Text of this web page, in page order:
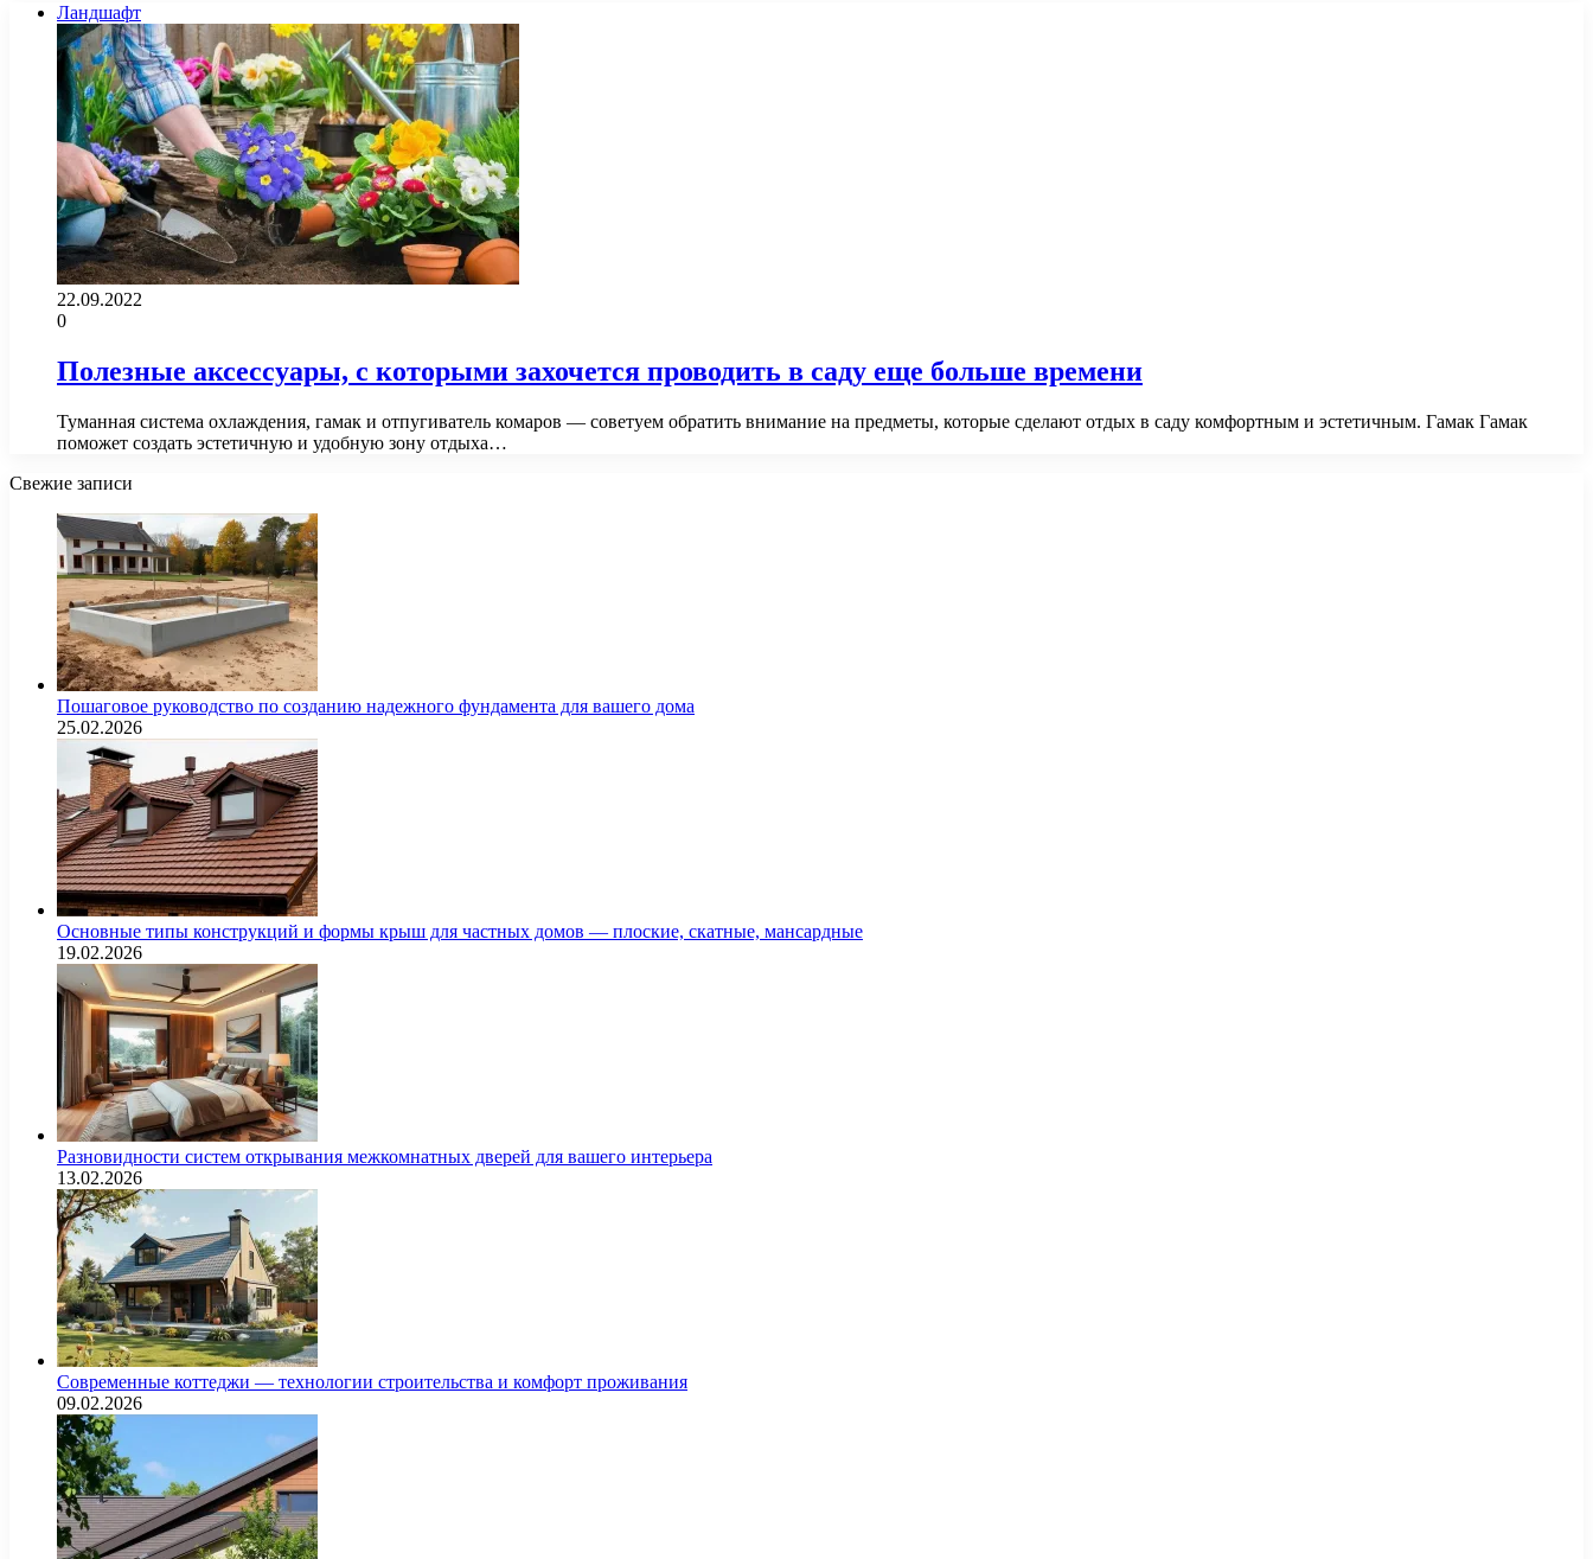
Ландшафт
22.09.2022
0
Полезные аксессуары, с которыми захочется проводить в саду еще больше времени
Туманная система охлаждения, гамак и отпугиватель комаров — советуем обратить внимание на предметы, которые сделают отдых в саду комфортным и эстетичным. Гамак Гамак
поможет создать эстетичную и удобную зону отдыха…
Свежие записи
Пошаговое руководство по созданию надежного фундамента для вашего дома
25.02.2026
Основные типы конструкций и формы крыш для частных домов — плоские, скатные, мансардные
19.02.2026
Разновидности систем открывания межкомнатных дверей для вашего интерьера
13.02.2026
Современные коттеджи — технологии строительства и комфорт проживания
09.02.2026